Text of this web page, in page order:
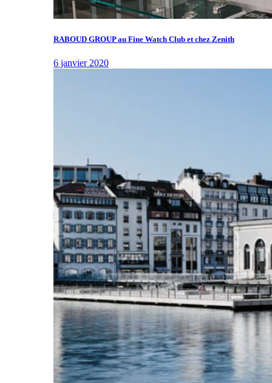
RABOUD GROUP au Fine Watch Club et chez Zenith
6 janvier 2020